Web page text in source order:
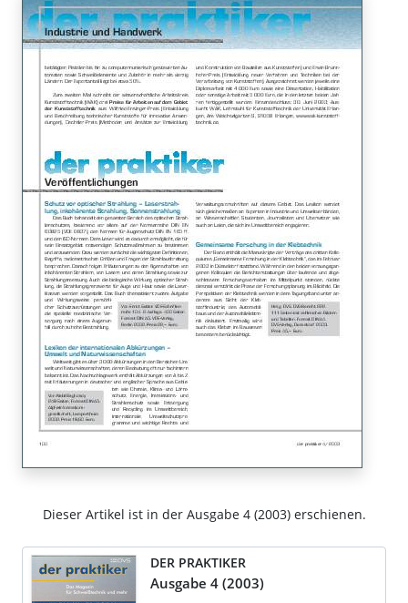
Dieser Artikel ist in der Ausgabe 4 (2003) erschienen.
DER PRAKTIKER
Ausgabe 4 (2003)